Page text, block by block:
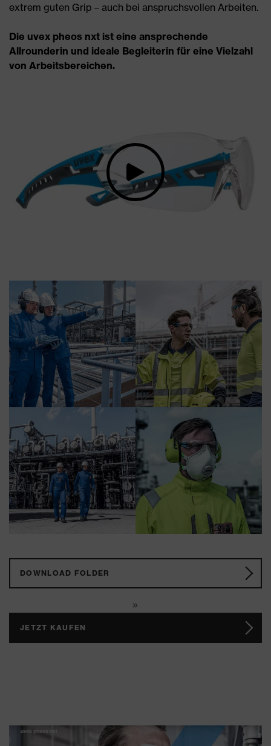
extrem guten Grip – auch bei anspruchs­vollen Arbeiten.
Die uvex pheos nxt ist eine ansprechende
Allrounderin und ideale Begleiterin für eine Vielzahl
von Arbeitsbereichen.
DOWNLOAD FOLDER
JETZT KAUFEN